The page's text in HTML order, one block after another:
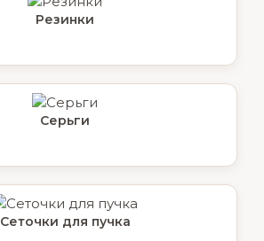
Резинки
Серьги
Сеточки для пучка